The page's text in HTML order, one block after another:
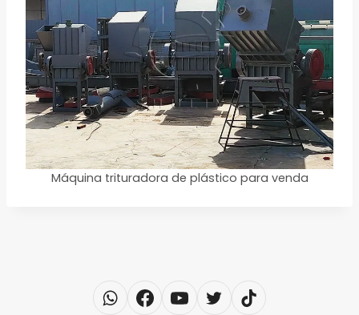
Máquina trituradora de plástico para venda